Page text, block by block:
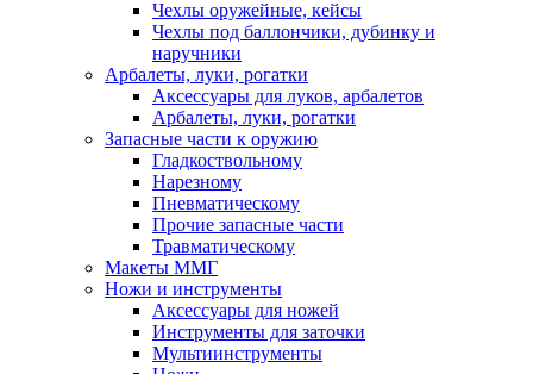
Чехлы оружейные, кейсы
Чехлы под баллончики, дубинку и
наручники
Арбалеты, луки, рогатки
Аксессуары для луков, арбалетов
Арбалеты, луки, рогатки
Запасные части к оружию
Гладкоствольному
Нарезному
Пневматическому
Прочие запасные части
Травматическому
Макеты ММГ
Ножи и инструменты
Аксессуары для ножей
Инструменты для заточки
Мультиинструменты